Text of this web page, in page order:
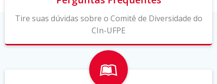
Tire suas dúvidas sobre o Comitê de Diversidade do
CIn-UFPE